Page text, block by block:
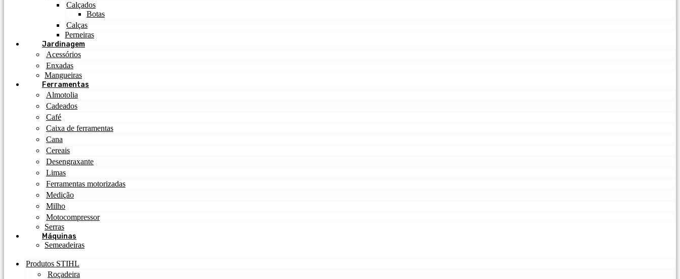
Calçados
Botas
Calças
Perneiras
Jardinagem
Acessórios
Enxadas
Mangueiras
Ferramentas
Almotolia
Cadeados
Café
Caixa de ferramentas
Cana
Cereais
Desengraxante
Limas
Ferramentas motorizadas
Medição
Milho
Motocompressor
Serras
Máquinas
Semeadeiras
Produtos STIHL
Roçadeira